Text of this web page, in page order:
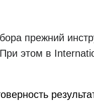
прежний
этом в